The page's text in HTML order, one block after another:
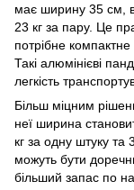
має ширину 35 см,
23 кг за пару. Це
потрібне
Такі алюмінієві
легкість
Більш міцним
неї ширина
кг за одну штуку та
можуть бути
більший запас по